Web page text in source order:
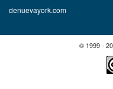
denuevayork.com
© 1999 -